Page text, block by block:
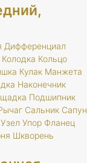
Дифференциал
Колодка Кольцо
Кулак Манжета
Наконечник
Подшипник
Сальник Сапун
Узел Упор Фланец
Шкворень